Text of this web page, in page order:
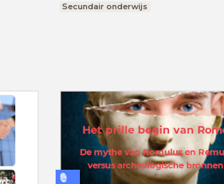
Secundair onderwijs